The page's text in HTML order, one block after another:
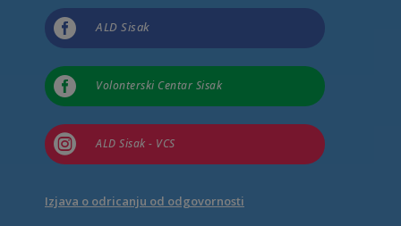
 ALD Sisak
 Volonterski Centar Sisak
 ALD Sisak - VCS
Izjava o odricanju od odgovornosti